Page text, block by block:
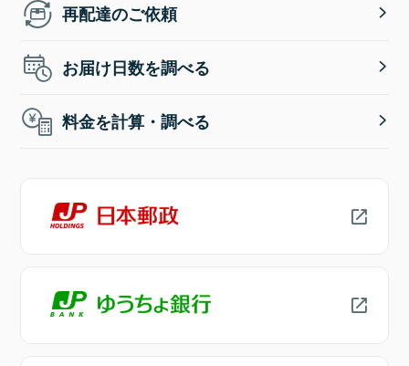
再配達のご依頼
お届け日数を調べる
料金を計算・調べる